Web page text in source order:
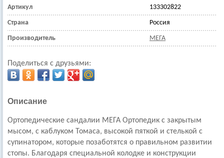
Артикул 133302822
Страна Россия
Производитель МЕГА
Поделиться с друзьями:
Описание
Ортопедические сандалии МЕГА Ортопедик с закрытым
мысом, с каблуком Томаса, высокой пяткой и стелькой с
супинатором, которые позаботятся о правильном развитии
стопы. Благодаря специальной колодке и конструкции